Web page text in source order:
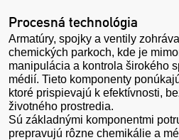
Procesná technológia
Armatúry, spojky a ventily
chemických parkoch, kde je
manipulácia a kontrola širokého
médií. Tieto komponenty
ktoré prispievajú k efektívnosti,
životného prostredia.
Sú základnými komponentmi
prepravujú rôzne chemikálie a